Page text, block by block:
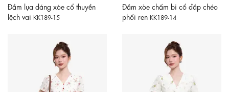
Đầm lụa dáng xòe cổ thuyền
lệch vai KK189-15
Đầm xòe chấm bi cổ đắp chéo
phối ren KK189-14